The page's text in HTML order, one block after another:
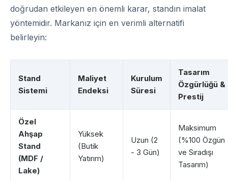
doğrudan etkileyen en önemli karar, standın imalat
yöntemidir. Markanız için en verimli alternatifi
belirleyin:
Stand
Sistemi
Maliyet
Endeksi
Kurulum
Süresi
Tasarım
Özgürlüğü &
Prestij
Özel
Ahşap
Stand
(MDF /
Lake)
Yüksek
(Butik
Yatırım)
Uzun (2
- 3 Gün)
Maksimum
(%100 Özgün
ve Sıradışı
Tasarım)